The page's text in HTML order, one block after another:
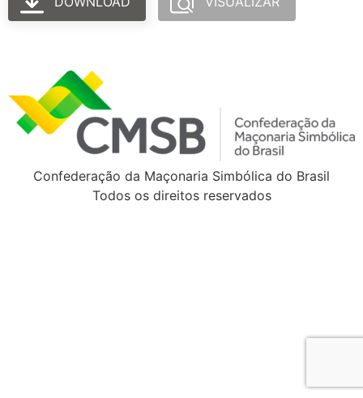
Confederação da Maçonaria Simbólica do Brasil
Todos os direitos reservados